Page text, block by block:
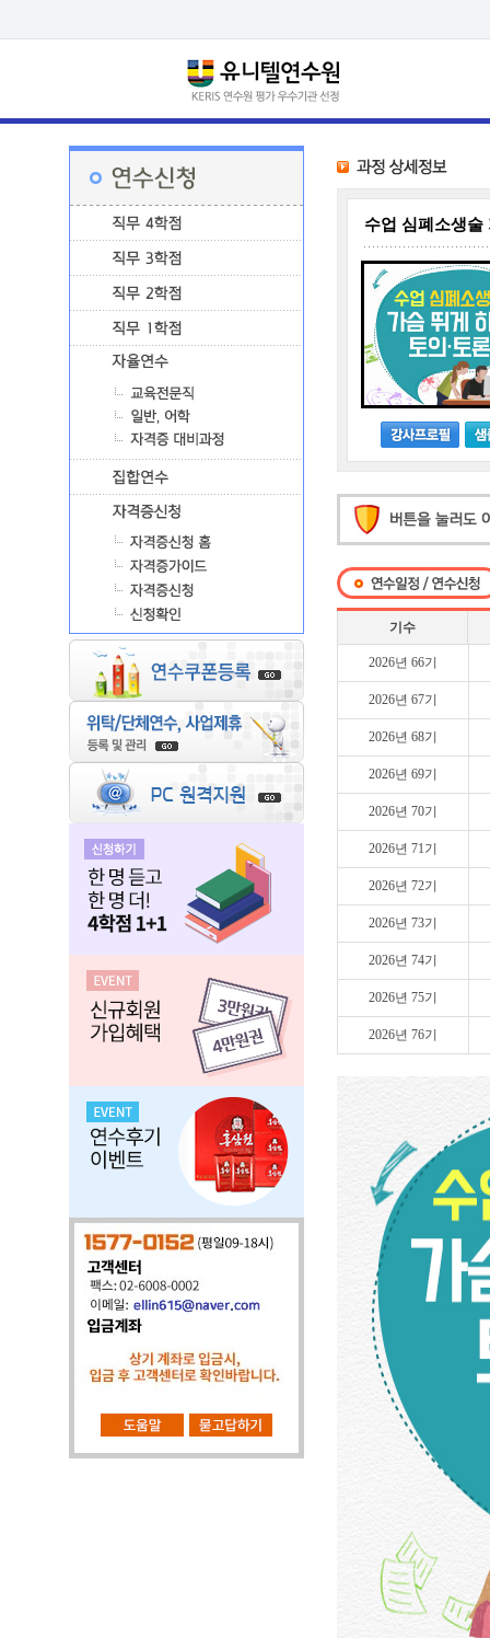
수업 심폐소생술
기수
2026년 66기
2026년 67기
2026년 68기
2026년 69기
2026년 70기
2026년 71기
2026년 72기
2026년 73기
2026년 74기
2026년 75기
2026년 76기